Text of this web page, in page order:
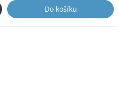
Do košíku